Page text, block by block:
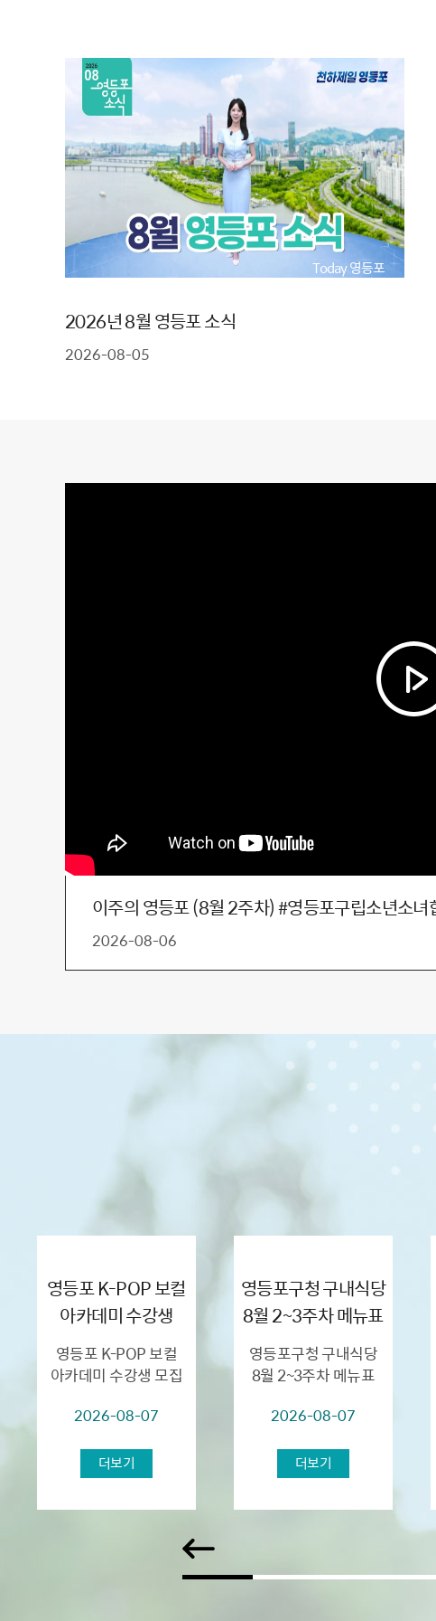
Today 영등포
2026년 8월 영등포 소식
2026-08-05
2026-08-06
영등포 K-POP 보컬
아카데미 수강생
모집
영등포 K-POP 보컬
아카데미 수강생 모집
거주 초등학생 및
2026. 8. 18.(화) 09:00
~ 선착순 접수 ▣
교육개...
2026-08-07
더보기
영등포구청 구내식당
8월 2~3주차 메뉴표
영등포구청 구내식당
8월 2~3주차 메뉴표
2026-08-07
더보기